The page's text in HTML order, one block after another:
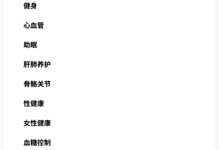
健身
心血管
助眠
肝肺养护
骨骼关节
性健康
女性健康
血糖控制